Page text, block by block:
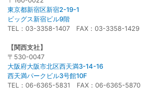
東京都新宿区新宿2-19-1
ビッグス新宿ビル9階
TEL：03-3358-1407 FAX：03-3358-1429
【関西支社】
〒530-0047
大阪府大阪市北区西天満3-14-16
西天満パークビル3号館10F
TEL：06-6365-5831 FAX：06-6365-5870